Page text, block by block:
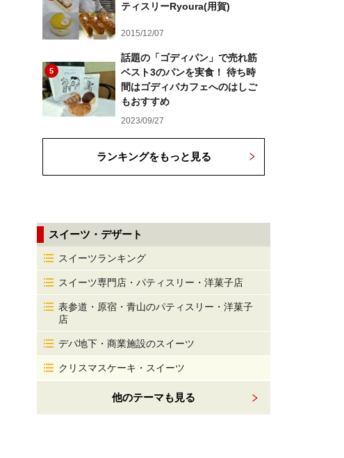
ティスリーRyoura(用賀)
2015/12/07
5
話題の「ゴディパン」で売れ筋
ベスト3のパンを実食！ 待ち時
間はゴディバカフェへのはしご
もおすすめ
2023/09/27
ランキングをもっと見る
スイーツ・デザート
スイーツランキング
スイーツ専門店・パティスリー・洋菓子店
表参道・原宿・青山のパティスリー・洋菓子
店
デパ地下・商業施設のスイーツ
クリスマスケーキ・スイーツ
他のテーマも見る